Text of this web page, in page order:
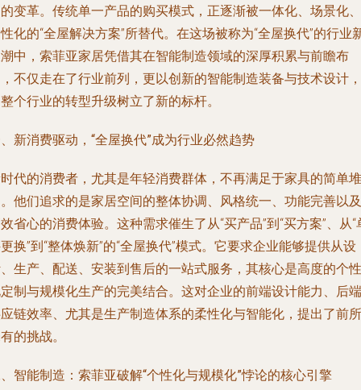
变革。传统单一产品的购买模式，正逐渐被一体化、场景化、
化的“全屋解决方案”所替代。在这场被称为“全屋换代”的行业
中，索菲亚家居凭借其在智能制造领域的深厚积累与前瞻布
不仅走在了行业前列，更以创新的智能制造装备与技术设计，
个行业的转型升级树立了新的标杆。
新消费驱动，“全屋换代”成为行业必然趋势
代的消费者，尤其是年轻消费群体，不再满足于家具的简单堆
他们追求的是家居空间的整体协调、风格统一、功能完善以及
省心的消费体验。这种需求催生了从“买产品”到“买方案”、从“
换”到“整体焕新”的“全屋换代”模式。它要求企业能够提供从设
生产、配送、安装到售后的一站式服务，其核心是高度的个性
制与规模化生产的完美结合。这对企业的前端设计能力、后端
链效率、尤其是生产制造体系的柔性化与智能化，提出了前所
的挑战。
智能制造：索菲亚破解“个性化与规模化”悖论的核心引擎